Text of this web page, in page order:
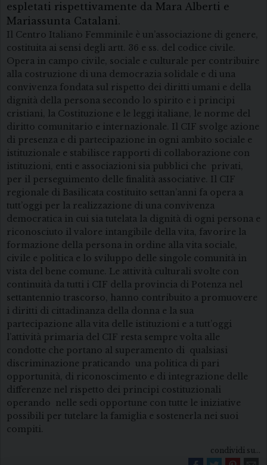
espletati rispettivamente da Mara Alberti e
Mariassunta Catalani.
Il Centro Italiano Femminile è un’associazione di genere,
costituita ai sensi degli artt. 36 e ss. del codice civile.
Opera in campo civile, sociale e culturale per contribuire
alla costruzione di una democrazia solidale e di una
convivenza fondata sul rispetto dei diritti umani e della
dignità della persona secondo lo spirito e i principi
cristiani, la Costituzione e le leggi italiane, le norme del
diritto comunitario e internazionale. Il CIF svolge azione
di presenza e di partecipazione in ogni ambito sociale e
istituzionale e stabilisce rapporti di collaborazione con
istituzioni, enti e associazioni sia pubblici che privati,
per il perseguimento delle finalità associative. Il CIF
regionale di Basilicata costituito settan’anni fa opera a
tutt’oggi per la realizzazione di una convivenza
democratica in cui sia tutelata la dignità di ogni persona e
riconosciuto il valore intangibile della vita, favorire la
formazione della persona in ordine alla vita sociale,
civile e politica e lo sviluppo delle singole comunità in
vista del bene comune. Le attività culturali svolte con
continuità da tutti i CIF della provincia di Potenza nel
settantennio trascorso, hanno contribuito a promuovere
i diritti di cittadinanza della donna e la sua
partecipazione alla vita delle istituzioni e a tutt’oggi
l’attività primaria del CIF resta sempre volta alle
condotte che portano al superamento di qualsiasi
discriminazione praticando una politica di pari
opportunità, di riconoscimento e di integrazione delle
differenze nel rispetto dei principi costituzionali
operando nelle sedi opportune con tutte le iniziative
possibili per tutelare la famiglia e sostenerla nei suoi
compiti.
condividi su...